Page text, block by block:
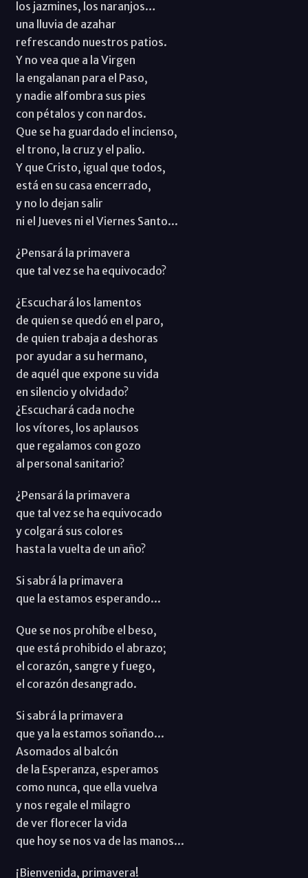
los jazmines, los naranjos…
una lluvia de azahar
refrescando nuestros patios.
Y no vea que a la Virgen
la engalanan para el Paso,
y nadie alfombra sus pies
con pétalos y con nardos.
Que se ha guardado el incienso,
el trono, la cruz y el palio.
Y que Cristo, igual que todos,
está en su casa encerrado,
y no lo dejan salir
ni el Jueves ni el Viernes Santo...
¿Pensará la primavera
que tal vez se ha equivocado?
¿Escuchará los lamentos
de quien se quedó en el paro,
de quien trabaja a deshoras
por ayudar a su hermano,
de aquél que expone su vida
en silencio y olvidado?
¿Escuchará cada noche
los vítores, los aplausos
que regalamos con gozo
al personal sanitario?
¿Pensará la primavera
que tal vez se ha equivocado
y colgará sus colores
hasta la vuelta de un año?
Si sabrá la primavera
que la estamos esperando...
Que se nos prohíbe el beso,
que está prohibido el abrazo;
el corazón, sangre y fuego,
el corazón desangrado.
Si sabrá la primavera
que ya la estamos soñando...
Asomados al balcón
de la Esperanza, esperamos
como nunca, que ella vuelva
y nos regale el milagro
de ver florecer la vida
que hoy se nos va de las manos...
¡Bienvenida, primavera!